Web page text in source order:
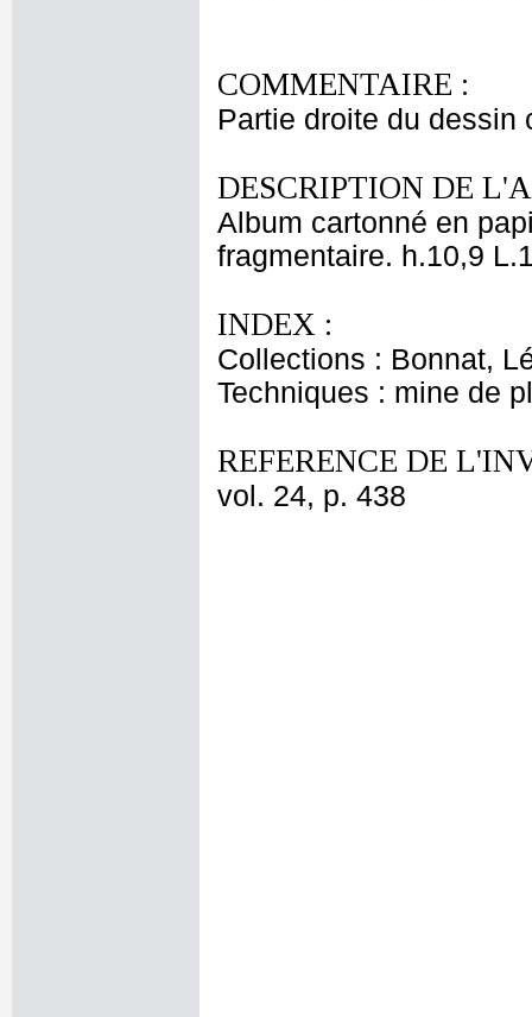
COMMENTAIRE :
Partie droite du dessin
DESCRIPTION DE
Album cartonné en
fragmentaire. h.10,9
INDEX :
Collections : Bonnat,
Techniques : mine de
REFERENCE DE
vol. 24, p. 438